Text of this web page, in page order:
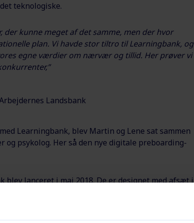
teknologiske.
der kunne meget af det samme, men der hvor
plan. Vi havde stor tiltro til Learningbank, og
egne værdier om nærvær og tillid. Her prøver vi
Landsbank
Learningbank, blev Martin og Lene sat sammen
psykolog. Her så den nye digitale preboarding-
lanceret i maj 2018. De er designet med afsæt i
der normalt ikke er spilbaseret.
om Arbejdernes Landsbanks historie og